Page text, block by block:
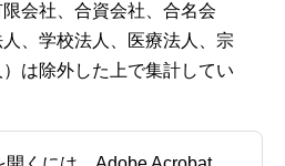
会社、合資会社、合名会
、学校法人、医療法人、宗
は除外した上で集計してい